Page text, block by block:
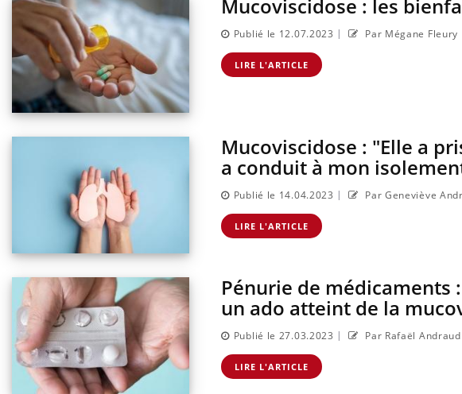
Mucoviscidose : les
Publié le 12.07.2023 | Par Mégane Fleury
LIRE L'ARTICLE
Mucoviscidose : "Elle a
a conduit à mon
Publié le 14.04.2023 | Par Geneviève
LIRE L'ARTICLE
Pénurie de médicaments
un ado atteint de la
Publié le 27.03.2023 | Par Rafaël Andraud
LIRE L'ARTICLE
qui la rend
Insuline & Charge mentale : et si on
osait en parler?? Youtube
En 2026, l'insuline dans le diabète de type 2
reste entourée d'idées reçues chez les
patients comme parfois chez les soignants.
Youtube
Eczéma Chronique
préparer pour l’été !
L'été arrive… et avec lui,
rythme de vie !